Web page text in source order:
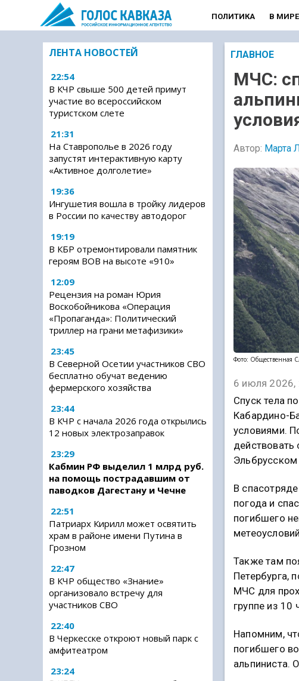
ПОЛИТИКА В МИРЕ
ЛЕНТА НОВОСТЕЙ
22:54
В КЧР свыше 500 детей примут
участие во всероссийском
туристском слете
21:31
На Ставрополье в 2026 году
запустят интерактивную карту
«Активное долголетие»
19:36
Ингушетия вошла в тройку лидеров
в России по качеству автодорог
19:19
В КБР отремонтировали памятник
героям ВОВ на высоте «910»
12:09
Рецензия на роман Юрия
Воскобойникова «Операция
«Пропаганда»: Политический
триллер на грани метафизики»
23:45
В Северной Осетии участников СВО
бесплатно обучат ведению
фермерского хозяйства
23:44
В КЧР с начала 2026 года открылись
12 новых электрозаправок
23:29
Кабмин РФ выделил 1 млрд руб.
на помощь пострадавшим от
паводков Дагестану и Чечне
22:51
Патриарх Кирилл может освятить
храм в районе имени Путина в
Грозном
22:47
В КЧР общество «Знание»
организовало встречу для
участников СВО
22:40
В Черкесске откроют новый парк с
амфитеатром
23:24
ГЛАВНОЕ
МЧС:
Автор: Марта
Фото: Общественная
6 июля 2026,
Спуск тела
Кабардино-
условиями.
В
погода и
погибшего
Также там
Петербурга,
МЧС для
группе из 10
Напомним,
погибшего
альпиниста.